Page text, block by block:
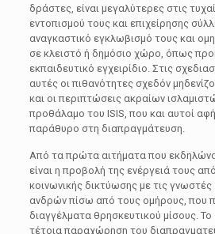
δράστες, είναι μεγαλύτερες στις
εντοπισμού τους και επιχείρησης
αναγκαστικό εγκλωβισμό τους και
σε κλειστό ή δημόσιο χώρο, όπως
εκπαιδευτικό εγχειρίδιο. Στις
αυτές οι πιθανότητες σχεδόν
και οι περιπτώσεις ακραίων
προθάλαμο του ISIS, που και αυτοί
παράθυρο στη διαπραγμάτευση.
Από τα πρώτα αιτήματα που
είναι η προβολή της ενέργειά τους
κοινωνικής δικτύωσης με τις
ανδρών πίσω από τους ομήρους, που
διαγγέλματα θρησκευτικού μίσους. Το
τέτοια παραχώρηση του